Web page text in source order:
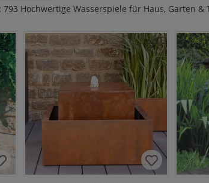
Hochwertige Wasserspiele für Haus, Garten